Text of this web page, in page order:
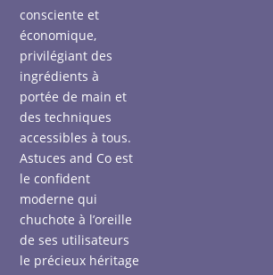
consciente et
économique,
privilégiant des
ingrédients à
portée de main et
des techniques
accessibles à tous.
Astuces and Co est
le confident
moderne qui
chuchote à l’oreille
de ses utilisateurs
le précieux héritage